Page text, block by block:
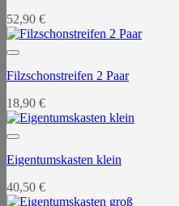
52,90 €
Filzschonstreifen 2 Paar
18,90 €
Eigentumskasten klein
40,50 €